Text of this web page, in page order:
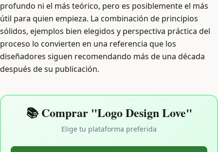
profundo ni el más teórico, pero es posiblemente el más
útil para quien empieza. La combinación de principios
sólidos, ejemplos bien elegidos y perspectiva práctica del
proceso lo convierten en una referencia que los
diseñadores siguen recomendando más de una década
después de su publicación.
📚 Comprar "Logo Design Love"
Elige tu plataforma preferida